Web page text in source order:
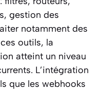
gestion des
notamment des
outils, la
atteint un niveau
L’intégration
que les webhooks